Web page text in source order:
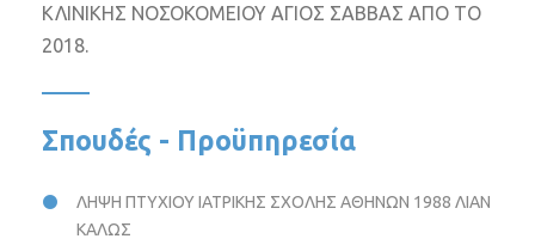
ΚΛΙΝΙΚΗΣ ΝΟΣΟΚΟΜΕΙΟΥ ΑΓΙΟΣ ΣΑΒΒΑΣ ΑΠΟ ΤΟ
2018.
Σπουδές - Προϋπηρεσία
ΛΗΨΗ ΠΤΥΧΙΟΥ ΙΑΤΡΙΚΗΣ ΣΧΟΛΗΣ ΑΘΗΝΩΝ 1988 ΛΙΑΝ
ΚΑΛΩΣ